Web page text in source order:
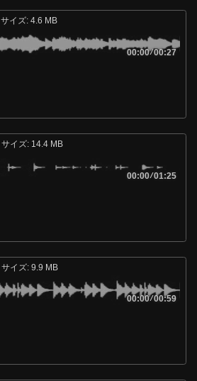
サイズ: 4.6 MB
00:00/00:27
サイズ: 14.4 MB
00:00/01:25
サイズ: 9.9 MB
00:00/00:59